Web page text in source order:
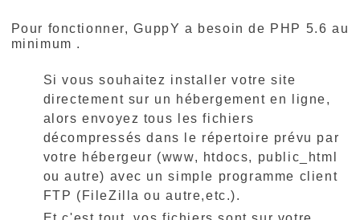
Pour fonctionner, GuppY a besoin de PHP 5.6 au
minimum .
Si vous souhaitez installer votre site
directement sur un hébergement en ligne,
alors envoyez tous les fichiers
décompressés dans le répertoire prévu par
votre hébergeur (www, htdocs, public_html
ou autre) avec un simple programme client
FTP (FileZilla ou autre,etc.).